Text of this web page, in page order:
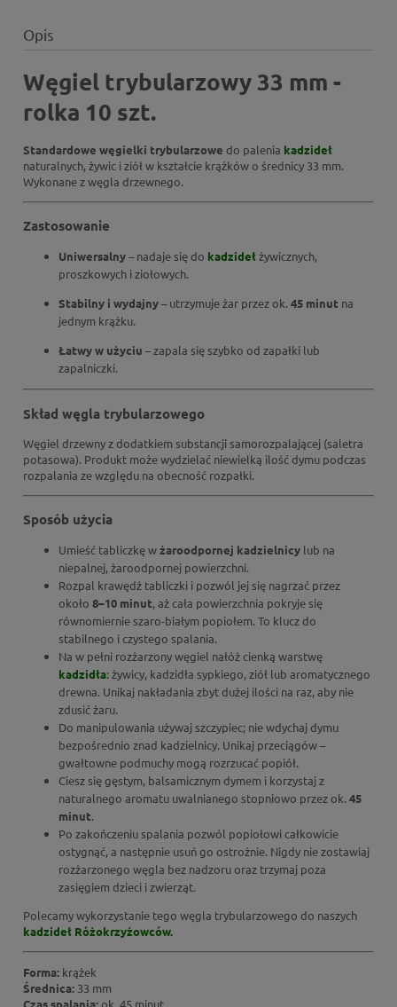
Opis
Węgiel trybularzowy 33 mm -
rolka 10 szt.
Standardowe węgielki trybularzowe do palenia kadzideł
naturalnych, żywic i ziół w kształcie krążków o średnicy 33 mm.
Wykonane z węgla drzewnego.
Zastosowanie
Uniwersalny– nadaje się do kadzidełżywicznych,
proszkowych i ziołowych.
Stabilny i wydajny– utrzymuje żar przez ok. 45 minut na
jednym krążku.
Łatwy w użyciu – zapala się szybko od zapałki lub
zapalniczki.
Skład węgla trybularzowego
Węgiel drzewny z dodatkiem substancji samorozpalającej (saletra
potasowa). Produkt może wydzielać niewielką ilość dymu podczas
rozpalania ze względu na obecność rozpałki.
Sposób użycia
Umieść tabliczkę wżaroodpornej kadzielnicy lub na
niepalnej, żaroodpornej powierzchni.
Rozpal krawędź tabliczki i pozwól jej się nagrzać przez
około 8–10 minut, aż cała powierzchnia pokryje się
równomiernie szaro-białym popiołem. To klucz do
stabilnego i czystego spalania.
Na w pełni rozżarzony węgiel nałóż cienką warstwę
kadzidła: żywicy, kadzidła sypkiego, ziół lub aromatycznego
drewna. Unikaj nakładania zbyt dużej ilości na raz, aby nie
zdusić żaru.
Do manipulowania używaj szczypiec; nie wdychaj dymu
bezpośrednio znad kadzielnicy. Unikaj przeciągów –
gwałtowne podmuchy mogą rozrzucać popiół.
Ciesz się gęstym, balsamicznym dymem i korzystaj z
naturalnego aromatu uwalnianego stopniowo przez ok. 45
minut.
Po zakończeniu spalania pozwól popiołowi całkowicie
ostygnąć, a następnie usuń go ostrożnie. Nigdy nie zostawiaj
rozżarzonego węgla bez nadzoru oraz trzymaj poza
zasięgiem dzieci i zwierząt.
Polecamy wykorzystanie tego węgla trybularzowego do naszych
kadzideł Różokrzyżowców.
Forma: krążek
Średnica: 33 mm